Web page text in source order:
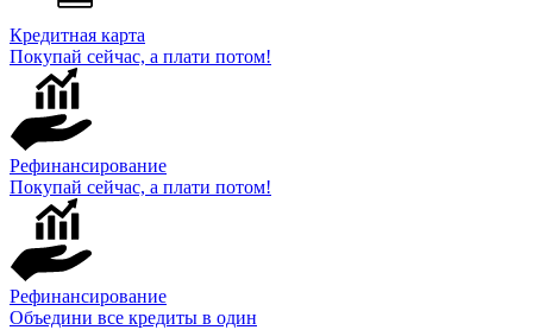
Кредитная карта
Покупай сейчас, а плати потом!
Рефинансирование
Покупай сейчас, а плати потом!
Рефинансирование
Объедини все кредиты в один